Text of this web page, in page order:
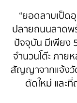
“ยอดลาบเป็ด
ปลายถนนลาดพ
ปัจจุบัน มีเพียง
จำนวนโต๊ะ ภาย
สัญญาจากแจ้งวั
ตัดใหม่ และ